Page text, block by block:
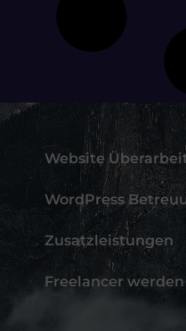
Website
WordPress
Zusatzleistungen
Freelancer werden